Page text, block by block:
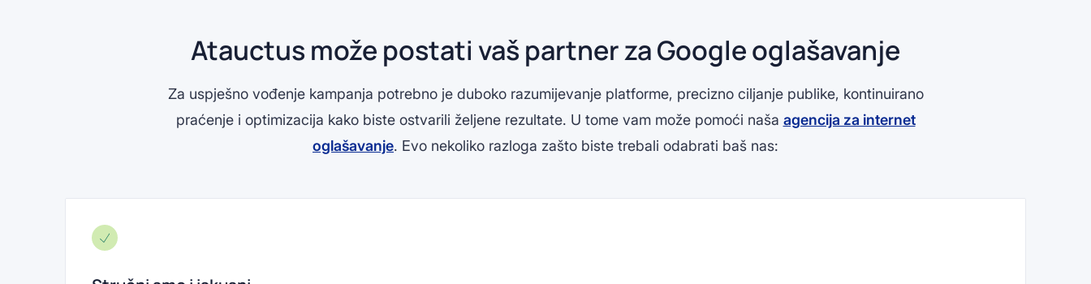
Atauctus može postati vaš partner za Google oglašavanje
Za uspješno vođenje kampanja potrebno je duboko razumijevanje platforme, precizno ciljanje publike, kontinuirano
praćenje i optimizacija kako biste ostvarili željene rezultate. U tome vam može pomoći naša agencija za internet
oglašavanje. Evo nekoliko razloga zašto biste trebali odabrati baš nas: